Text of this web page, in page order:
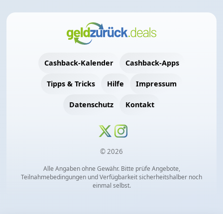
Cashback-Kalender Cashback-Apps
Tipps & Tricks Hilfe Impressum
Datenschutz Kontakt
© 2026
Alle Angaben ohne Gewähr. Bitte prüfe Angebote,
Teilnahmebedingungen und Verfügbarkeit sicherheitshalber noch
einmal selbst.